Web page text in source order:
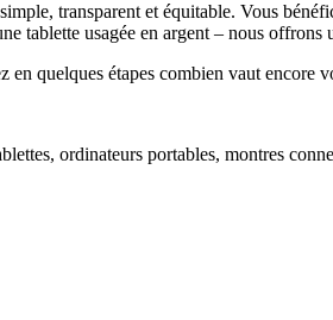
transparent et équitable. Vous
tablette usagée en argent – nous offrons
quelques étapes combien vaut encore
ordinateurs portables, montres